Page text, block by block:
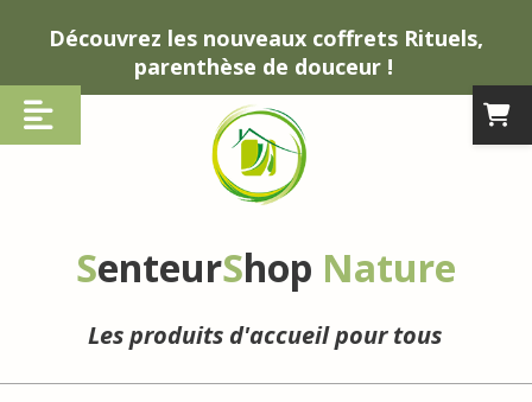
Découvrez les nouveaux coffrets Rituels,
parenthèse de douceur !
SenteurShop Nature
Les produits d'accueil pour tous